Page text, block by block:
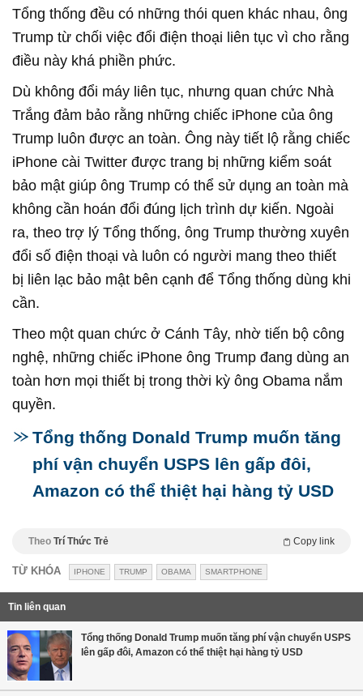
Tổng thống đều có những thói quen khác nhau, ông
Trump từ chối việc đổi điện thoại liên tục vì cho rằng
điều này khá phiền phức.
Dù không đổi máy liên tục, nhưng quan chức Nhà
Trắng đảm bảo rằng những chiếc iPhone của ông
Trump luôn được an toàn. Ông này tiết lộ rằng chiếc
iPhone cài Twitter được trang bị những kiểm soát
bảo mật giúp ông Trump có thể sử dụng an toàn mà
không cần hoán đổi đúng lịch trình dự kiến. Ngoài
ra, theo trợ lý Tổng thống, ông Trump thường xuyên
đổi số điện thoại và luôn có người mang theo thiết
bị liên lạc bảo mật bên cạnh để Tổng thống dùng khi
cần.
Theo một quan chức ở Cánh Tây, nhờ tiến bộ công
nghệ, những chiếc iPhone ông Trump đang dùng an
toàn hơn mọi thiết bị trong thời kỳ ông Obama nắm
quyền.
Tổng thống Donald Trump muốn tăng
phí vận chuyển USPS lên gấp đôi,
Amazon có thể thiệt hại hàng tỷ USD
Theo Trí Thức Trẻ Copy link
TỪ KHÓA IPHONE TRUMP OBAMA SMARTPHONE
Tin liên quan
Tổng thống Donald Trump muốn tăng phí vận chuyển USPS
lên gấp đôi, Amazon có thể thiệt hại hàng tỷ USD